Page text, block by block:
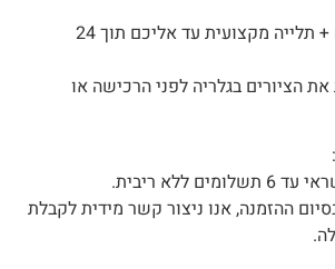
ניתן להזמין משלוח + תלייה מקצועית עד אליכם תוך 24
את הציורים בגלריה לפני הרכישה או
ללא ריבית.
ההזמנה, אנו ניצור קשר מידית לקבלת